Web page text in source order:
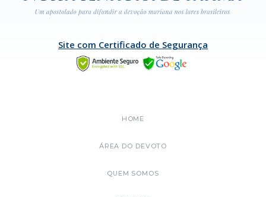
Site com Certificado de Segurança
HOME
ÁREA DO DEVOTO
QUEM SOMOS